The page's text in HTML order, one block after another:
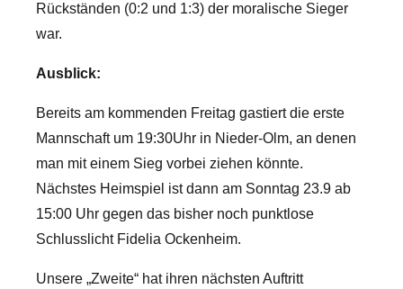
Rückständen (0:2 und 1:3) der moralische Sieger
war.
Ausblick:
Bereits am kommenden Freitag gastiert die erste
Mannschaft um 19:30Uhr in Nieder-Olm, an denen
man mit einem Sieg vorbei ziehen könnte.
Nächstes Heimspiel ist dann am Sonntag 23.9 ab
15:00 Uhr gegen das bisher noch punktlose
Schlusslicht Fidelia Ockenheim.
Unsere „Zweite“ hat ihren nächsten Auftritt